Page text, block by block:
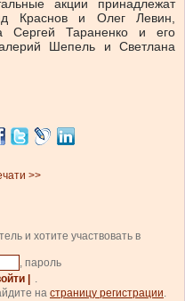
акции принадлежат
Краснов и Олег Левин,
Сергей Тараненко и его
Шепель и Светлана
>>
и хотите участвовать в
, пароль
|
.
на страницу регистрации.